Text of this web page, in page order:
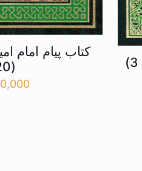
کتاب پیام امام
(20 جلدی)